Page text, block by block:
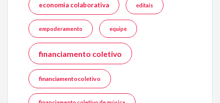
economia colaborativa editais
empoderamento equipe
financiamento coletivo
financiamentocoletivo